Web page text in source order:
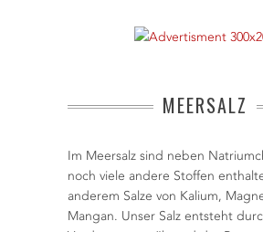
MEERSALZ
Im Meersalz sind neben
noch viele andere Stoffen
anderem Salze von Kalium,
Mangan. Unser Salz entsteht